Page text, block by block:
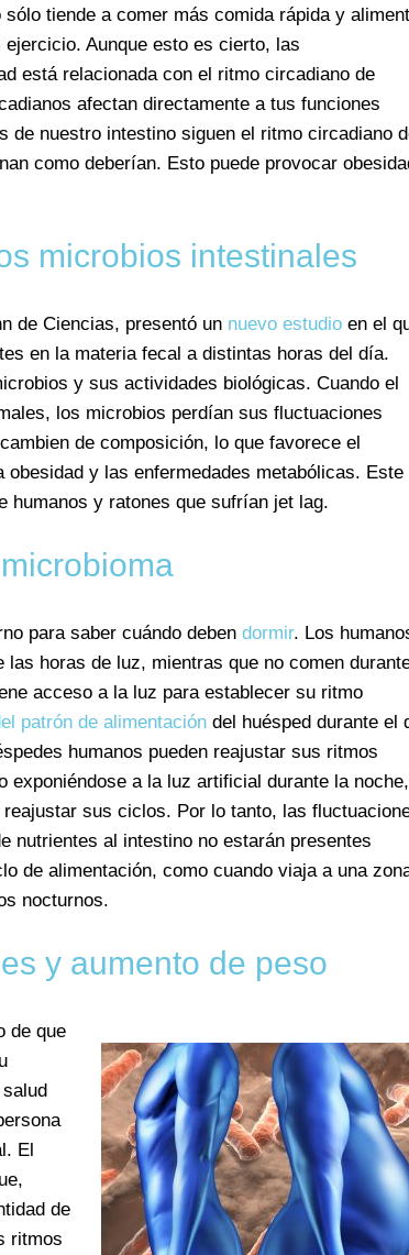
tiende a comer más comida rápida y
Aunque esto es cierto, las
está relacionada con el ritmo circadiano de
afectan directamente a tus funciones
nuestro intestino siguen el ritmo circadiano
como deberían. Esto puede provocar
microbios intestinales
de Ciencias, presentó un nuevo estudio en el
en la materia fecal a distintas horas del día.
y sus actividades biológicas. Cuando el
los microbios perdían sus fluctuaciones
de composición, lo que favorece el
y las enfermedades metabólicas. Este
humanos y ratones que sufrían jet lag.
para saber cuándo deben dormir. Los
horas de luz, mientras que no comen
acceso a la luz para establecer su ritmo
patrón de alimentación del huésped durante el
humanos pueden reajustar sus ritmos
exponiéndose a la luz artificial durante la noche,
sus ciclos. Por lo tanto, las
nutrientes al intestino no estarán presentes
de alimentación, como cuando viaja a una
nocturnos.
y aumento de peso
de que
El
de
ritmos